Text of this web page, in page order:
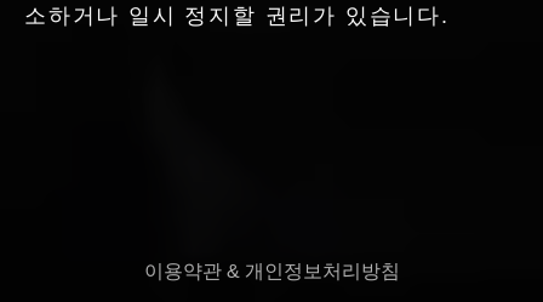
소하거나 일시 정지할 권리가 있습니다.
이용약관 & 개인정보처리방침